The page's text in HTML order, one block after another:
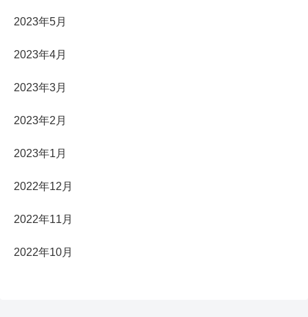
2023年5月
2023年4月
2023年3月
2023年2月
2023年1月
2022年12月
2022年11月
2022年10月